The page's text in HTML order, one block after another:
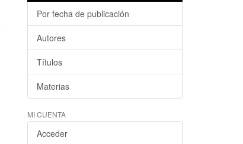
Por fecha de publicación
Autores
Títulos
Materias
MI CUENTA
Acceder